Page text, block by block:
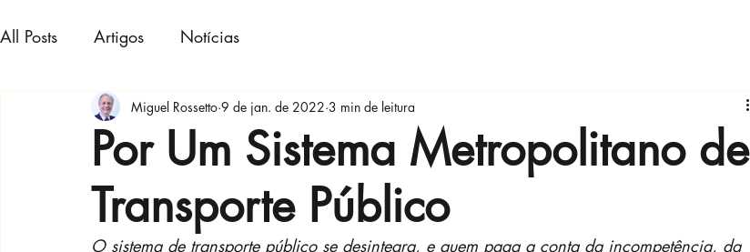
All Posts Artigos Notícias
Por Um Sistema Metropolitano de
Transporte Público
Miguel Rossetto 9 de jan. de 2022 3 min de leitura
O sistema de transporte público se desintegra, e quem paga a conta da incompetência, da